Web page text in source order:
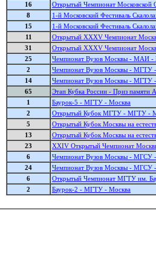
16
Открытый Чемпионат Московской
8
1-й Московский Фестиваль
15
1-й Московский Фестиваль
11
Открытый XXXV Чемпионат
31
Открытый XXXV Чемпионат
25
Чемпионат Вузов Москвы - МАИ -
2
Чемпионат Вузов Москвы - МГТУ
14
Чемпионат Вузов Москвы - МГТУ
65
Этап Кубка России - Приз
1
Баурок-5 - МГТУ - Москва
2
Открытый Кубок МГТУ - МГТУ -
5
Открытый Кубок Москвы на
13
Открытый Кубок Москвы на
23
XXIV Открытый Чемпионат
6
Чемпионат Вузов Москвы - МГСУ
24
Чемпионат Вузов Москвы - МГСУ
6
Открытый Чемпионат МГТУ им.
2
Баурок-2 - МГТУ - Москва